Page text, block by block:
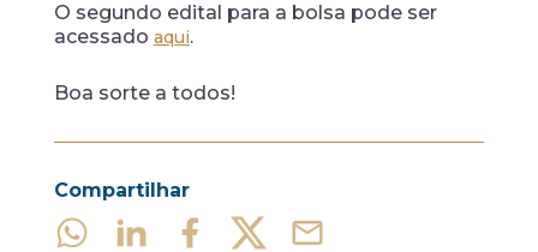
O segundo edital para a bolsa pode ser
acessado aqui.
Boa sorte a todos!
Compartilhar